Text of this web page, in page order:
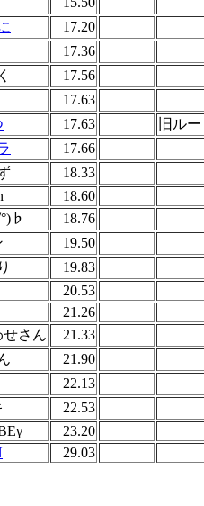
17.20
17.36
17.56
17.63
17.63
旧ル
17.66
18.33
18.60
18.76
19.50
19.83
20.53
21.26
さん
21.33
21.90
22.13
22.53
23.20
29.03